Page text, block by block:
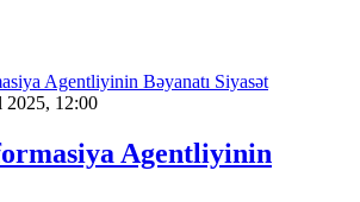
Siyasət
2025, 12:00
Agentliyinin